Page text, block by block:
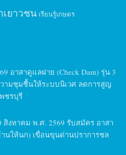
เยาวชน เรียนรู้เกษตร
อาสาดูแลฝาย (Check Dam) รุ่น 3
มชุมชื้นให้ระบบนิเวศ ลดการสูญ
ชรบุรี
งหาคม พ.ศ. 2569 รับสมัคร อาสา
นให้นก) เขื่อนขุนด่านปราการชล